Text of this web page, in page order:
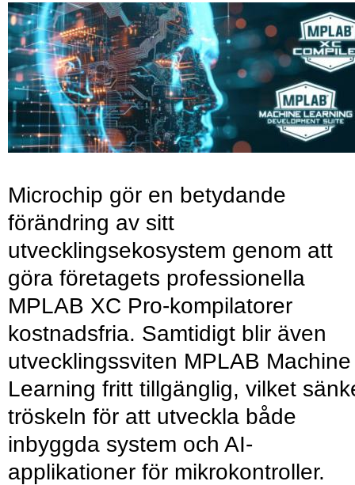
Microchip gör en betydande
förändring av sitt
utvecklingsekosystem genom att
göra företagets professionella
MPLAB XC Pro-kompilatorer
kostnadsfria. Samtidigt blir även
utvecklingssviten MPLAB Machine
Learning fritt tillgänglig, vilket
tröskeln för att utveckla både
inbyggda system och AI-
applikationer för mikrokontroller.